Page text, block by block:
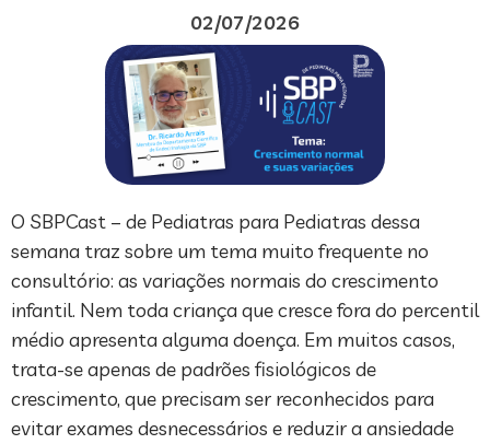
02/07/2026
O SBPCast – de Pediatras para Pediatras dessa
semana traz sobre um tema muito frequente no
consultório: as variações normais do crescimento
infantil. Nem toda criança que cresce fora do percentil
médio apresenta alguma doença. Em muitos casos,
trata-se apenas de padrões fisiológicos de
crescimento, que precisam ser reconhecidos para
evitar exames desnecessários e reduzir a ansiedade